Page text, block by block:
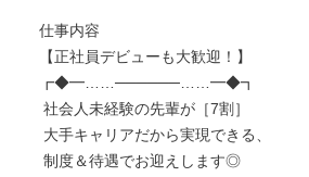
仕事内容
【正社員デビューも大歓迎！】
┏◆━……──────……━◆┓